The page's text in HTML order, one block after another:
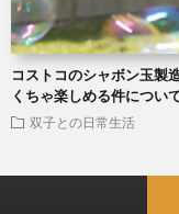
コストコのシャボン玉製
くちゃ楽しめる件につい
双子との日常生活